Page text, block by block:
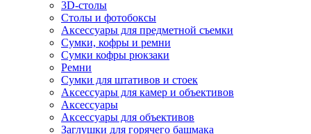
3D-столы
Столы и фотобоксы
Аксессуары для предметной съемки
Сумки, кофры и ремни
Сумки кофры рюкзаки
Ремни
Сумки для штативов и стоек
Аксессуары для камер и объективов
Аксессуары
Аксессуары для объективов
Заглушки для горячего башмака